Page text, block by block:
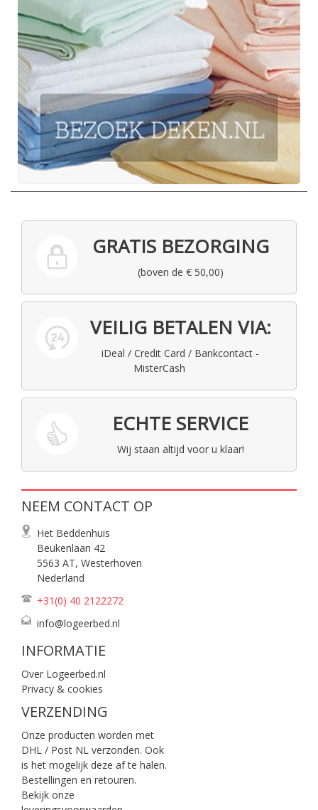
GRATIS BEZORGING
(boven de € 50,00)
VEILIG BETALEN VIA:
iDeal / Credit Card / Bankcontact -
MisterCash
ECHTE SERVICE
Wij staan altijd voor u klaar!
NEEM CONTACT OP
Het Beddenhuis
Beukenlaan 42
5563 AT, Westerhoven
Nederland
+31(0) 40 2122272
info@logeerbed.nl
INFORMATIE
Over Logeerbed.nl
Privacy & cookies
VERZENDING
Onze producten worden met
DHL / Post NL verzonden. Ook
is het mogelijk deze af te halen.
Bestellingen en retouren.
Bekijk onze